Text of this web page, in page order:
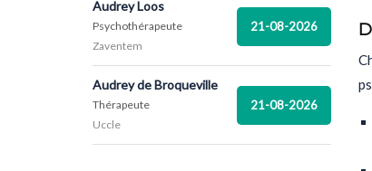
Audrey Loos
Psychothérapeute
Zaventem
21-08-2026
Audrey de Broqueville
Thérapeute
Uccle
21-08-2026